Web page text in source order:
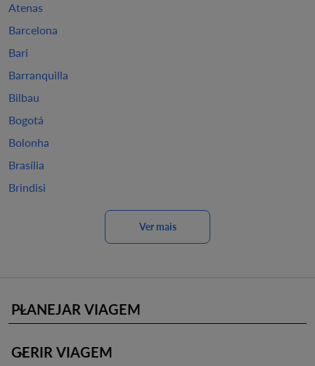
Atenas
Barcelona
Bari
Barranquilla
Bilbau
Bogotá
Bolonha
Brasília
Brindisi
Ver mais
PLANEJAR VIAGEM
keyboard_arrow_down
GERIR VIAGEM
keyboard_arrow_down